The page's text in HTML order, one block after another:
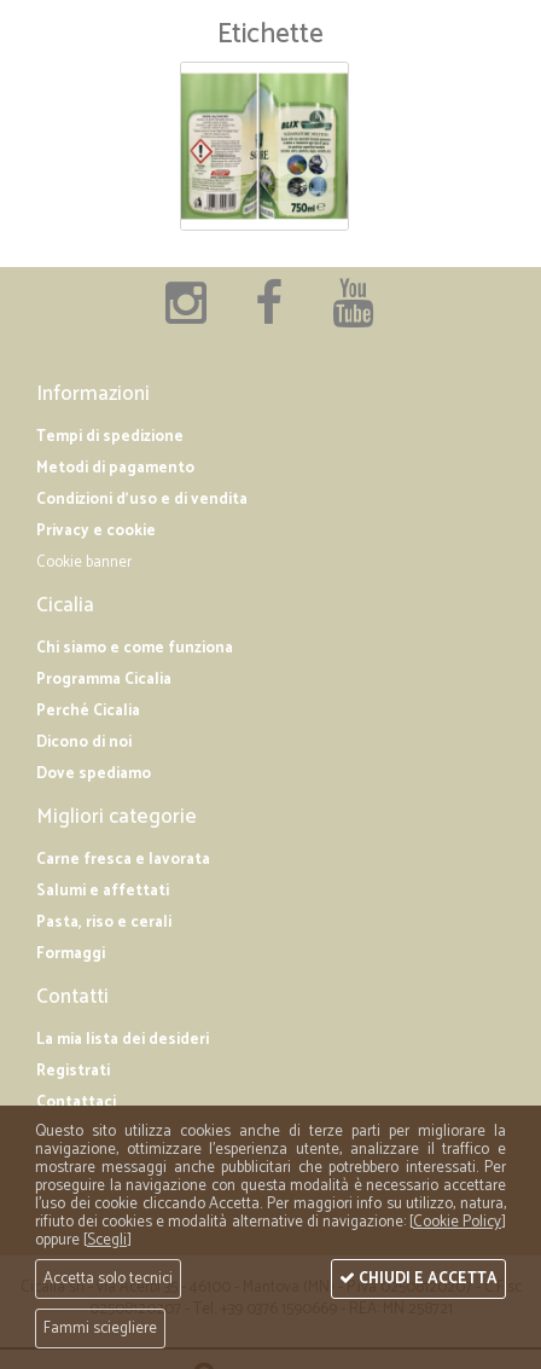
Etichette
Informazioni
Tempi di spedizione
Metodi di pagamento
Condizioni d'uso e di vendita
Privacy e cookie
Cookie banner
Cicalia
Chi siamo e come funziona
Programma Cicalia
Perché Cicalia
Dicono di noi
Dove spediamo
Migliori categorie
Carne fresca e lavorata
Salumi e affettati
Pasta, riso e cerali
Formaggi
Contatti
La mia lista dei desideri
Registrati
Contattaci
Cicalia srl - via Acerbi 35 - 46100 - Mantova (MN) - P.iva 02508120207 - C.Fisc
02508120207 - Tel. +39 0376 1590669 - REA: MN 258721
Questo sito utilizza cookies anche di terze parti per migliorare la
navigazione, ottimizzare l'esperienza utente, analizzare il traffico e
mostrare messaggi anche pubblicitari che potrebbero interessati. Per
proseguire la navigazione con questa modalità è necessario accettare
l'uso dei cookie cliccando Accetta. Per maggiori info su utilizzo, natura,
rifiuto dei cookies e modalità alternative di navigazione: [Cookie Policy]
oppure [Scegli]
Accetta solo tecnici
Fammi sciegliere
CHIUDI E ACCETTA